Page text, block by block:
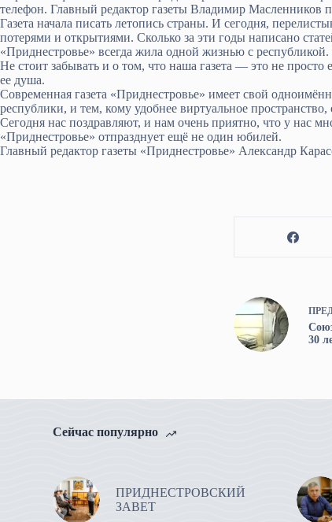
телефон. Главный редактор газеты Владимир Масленников
Газета начала писать летопись страны. И сегодня,
потерями и открытиями. Сколько за эти годы написано
«Приднестровье» всегда жила одной жизнью с республикой.
Не стоит забывать и о том, что наша газета — это не
ее душа.
Современная газета «Приднестровье» имеет свой
республики, и тем, кому удобнее виртуальное
Сегодня нас поздравляют, и нам очень приятно, что у нас
«Приднестровье» отпразднует ещё не один юбилей.
Главный редактор газеты «Приднестровье» Александр
30
Сейчас популярно
ПРИДНЕСТРОВСКИЙ
ЗАВЕТ